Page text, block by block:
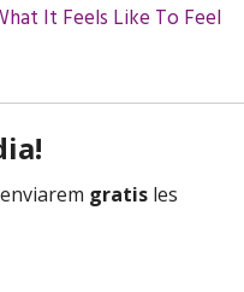
It Feels Like To Feel